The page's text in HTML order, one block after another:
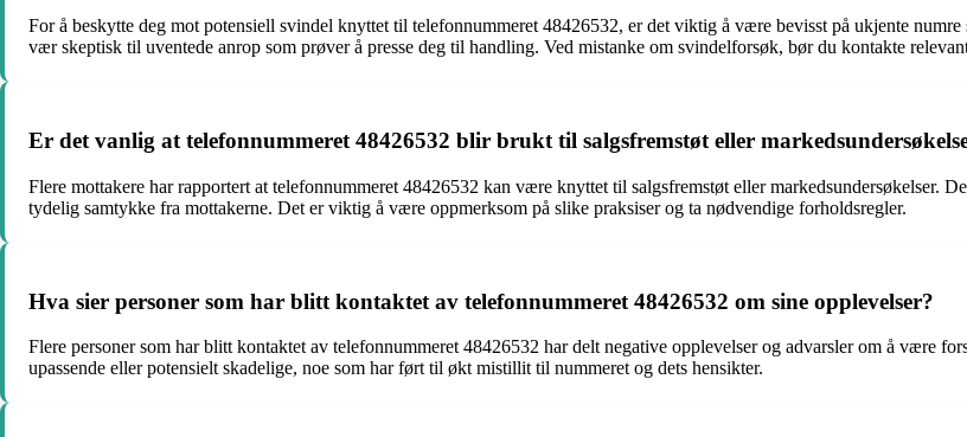
For å beskytte deg mot potensiell svindel knyttet til telefonnummeret 48426532, er det viktig å være bevisst på ukjente
vær skeptisk til uventede anrop som prøver å presse deg til handling. Ved mistanke om svindelforsøk, bør du kontakte
Er det vanlig at telefonnummeret 48426532 blir brukt til salgsfremstøt eller
Flere mottakere har rapportert at telefonnummeret 48426532 kan være knyttet til salgsfremstøt eller markedsundersøkelser.
tydelig samtykke fra mottakerne. Det er viktig å være oppmerksom på slike praksiser og ta nødvendige forholdsregler.
Hva sier personer som har blitt kontaktet av telefonnummeret 48426532 om sine opplevelser?
Flere personer som har blitt kontaktet av telefonnummeret 48426532 har delt negative opplevelser og advarsler om å være
upassende eller potensielt skadelige, noe som har ført til økt mistillit til nummeret og dets hensikter.